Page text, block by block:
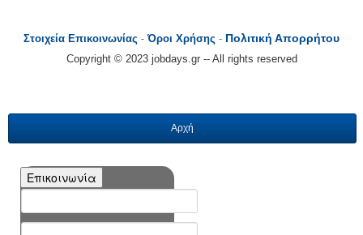
Στοιχεία Επικοινωνίας -Όροι Χρήσης - Πολιτική Απορρήτου
Copyright © 2023 jobdays.gr -- All rights reserved
Αρχή